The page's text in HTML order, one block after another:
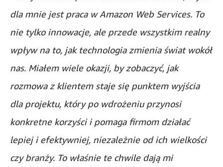
dla mnie jest praca w Amazon Web Services. To
nie tylko innowacje, ale przede wszystkim realny
wpływ na to, jak technologia zmienia świat wokół
nas. Miałem wiele okazji, by zobaczyć, jak
rozmowa z klientem staje się punktem wyjścia
dla projektu, który po wdrożeniu przynosi
konkretne korzyści i pomaga firmom działać
lepiej i efektywniej, niezależnie od ich wielkości
czy branży. To właśnie te chwile dają mi